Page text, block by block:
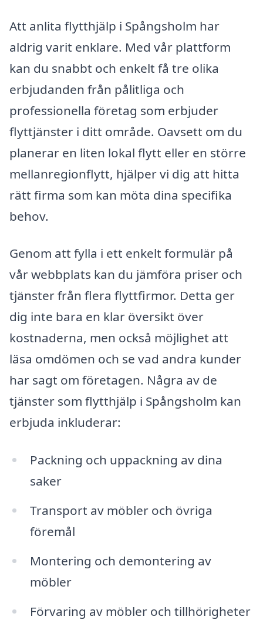
Att anlita flytthjälp i Spångsholm har
aldrig varit enklare. Med vår plattform
kan du snabbt och enkelt få tre olika
erbjudanden från pålitliga och
professionella företag som erbjuder
flyttjänster i ditt område. Oavsett om du
planerar en liten lokal flytt eller en större
mellanregionflytt, hjälper vi dig att hitta
rätt firma som kan möta dina specifika
behov.
Genom att fylla i ett enkelt formulär på
vår webbplats kan du jämföra priser och
tjänster från flera flyttfirmor. Detta ger
dig inte bara en klar översikt över
kostnaderna, men också möjlighet att
läsa omdömen och se vad andra kunder
har sagt om företagen. Några av de
tjänster som flytthjälp i Spångsholm kan
erbjuda inkluderar:
Packning och uppackning av dina
saker
Transport av möbler och övriga
föremål
Montering och demontering av
möbler
Förvaring av möbler och tillhörigheter